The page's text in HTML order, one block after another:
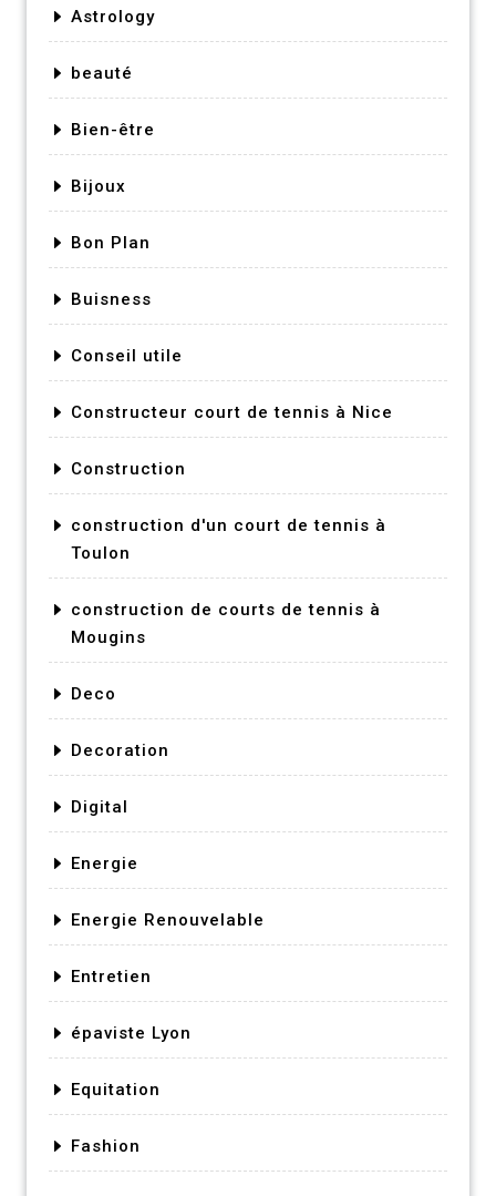
Astrology
beauté
Bien-être
Bijoux
Bon Plan
Buisness
Conseil utile
Constructeur court de tennis à Nice
Construction
construction d'un court de tennis à
Toulon
construction de courts de tennis à
Mougins
Deco
Decoration
Digital
Energie
Energie Renouvelable
Entretien
épaviste Lyon
Equitation
Fashion